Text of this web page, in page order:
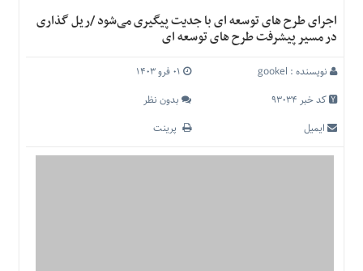
درباره
منوی
خانه
اقتصادی
اجتماعی
اجرای طرح های توسعه ای با جدیت پیگیری می‌شود /ریل گذاری
در مسیر پیشرفت طرح های توسعه ای
نویسنده : gookel
کد خبر 93034
بدون نظر
ایمیل
پرینت